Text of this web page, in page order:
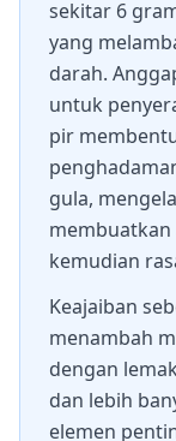
sekitar 6
yang
darah.
untuk
pir
gula,
membuatkan
kemudian
Keajaiban
menambah
dengan
dan lebih
elemen